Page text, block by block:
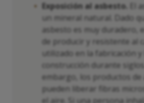
Exposición al asbesto.
El
un mineral natural. Dado
asbesto es muy duradero,
de producir y resistente al
utilizado en la fabricación y
construcción durante
embargo, los productos de
pueden liberar fibras
el aire. Si una persona